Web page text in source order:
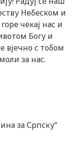
Небеском и
чекај нас и
Богу и
вјечно с тобом
за нас.
за Српску“